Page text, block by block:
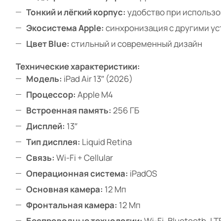
Тонкий и лёгкий корпус: удобство при
Экосистема Apple: синхронизация с другими
Цвет Blue: стильный и современный дизайн
Технические характеристики:
Модель: iPad Air 13″ (2026)
Процессор: Apple M4
Встроенная память: 256 ГБ
Дисплей: 13″
Тип дисплея: Liquid Retina
Связь: Wi-Fi + Cellular
Операционная система: iPadOS
Основная камера: 12 Мп
Фронтальная камера: 12 Мп